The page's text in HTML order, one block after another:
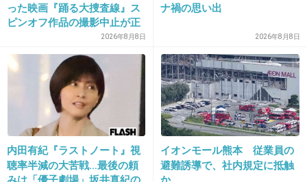
2026/06/03(水) 19:18:31
道を聞かれて理由なく断る人なんてそんなに居ないと思う
けど。
+10 -1
24. 匿名2026/06/03(水) 19:18:33
助けないとかガチ老害
った映画『踊る大捜査線』ス
ピンオフ作品の撮影中止が正
2026年8月8日
ナ禍の思い出
2026年8月8日
内田有紀『ラストノート』視
聴率半減の大苦戦…最後の頼
イオンモール熊本 従業員の
避難誘導で、社内規定に抵触